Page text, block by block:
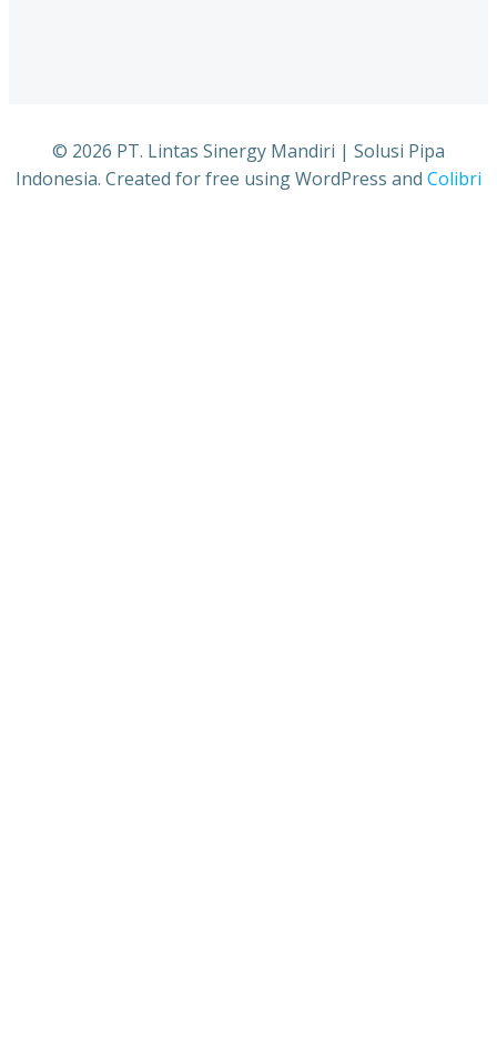
© 2026 PT. Lintas Sinergy Mandiri | Solusi Pipa
Indonesia. Created for free using WordPress and Colibri